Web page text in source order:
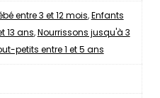
entre 3 et 12 mois,Enfants
13 ans,Nourrissons jusqu'à 3
petits entre 1 et 5 ans